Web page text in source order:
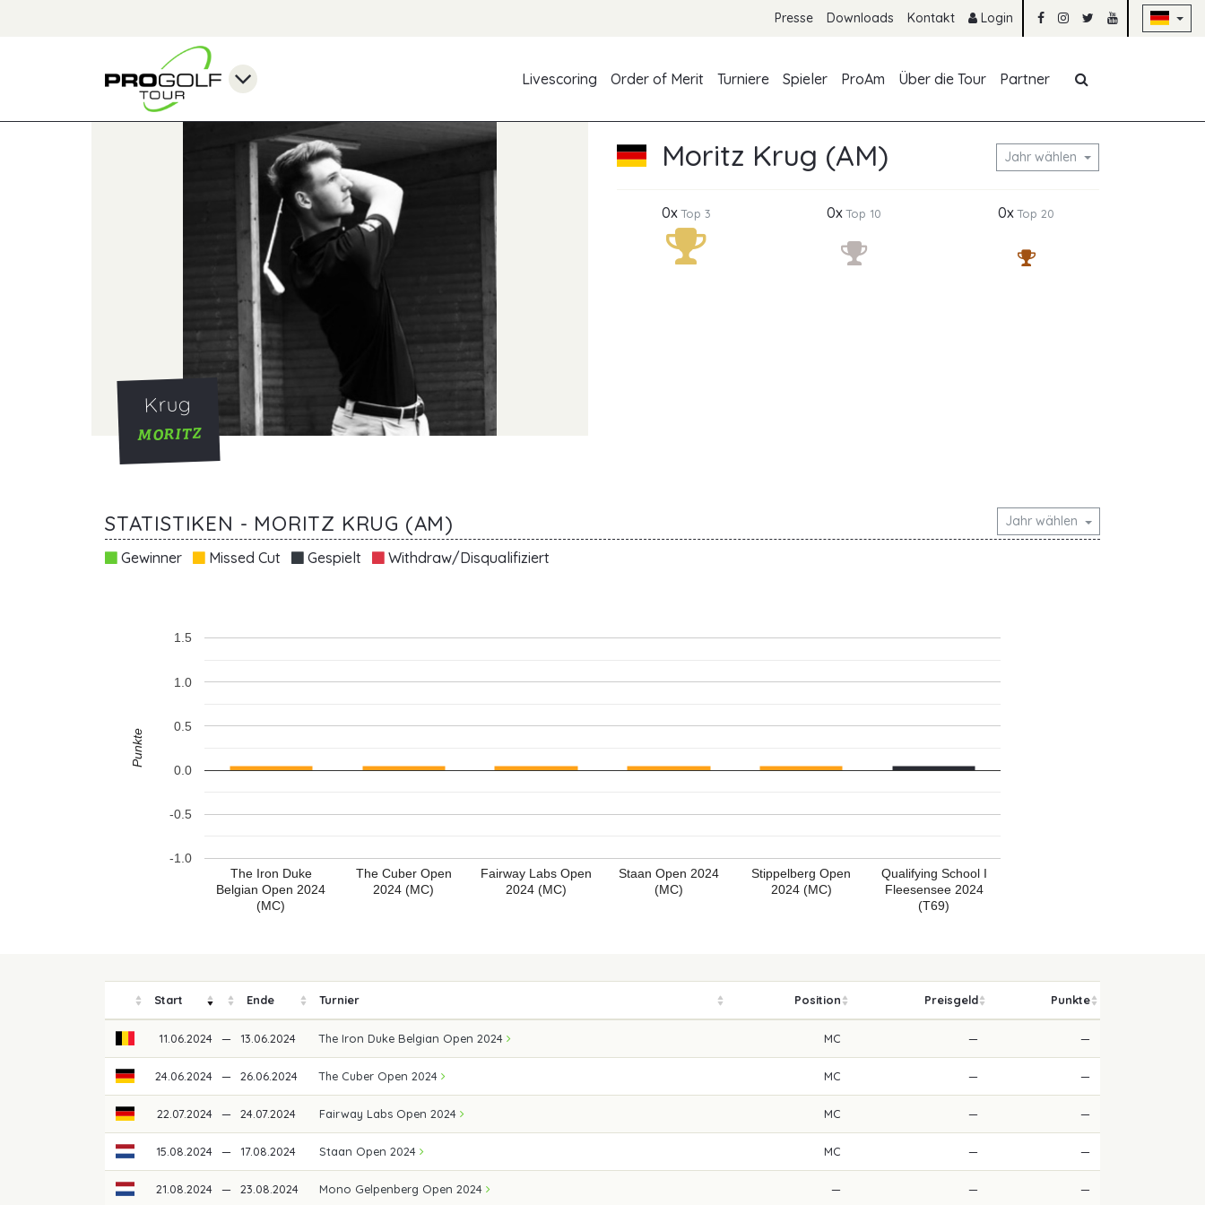
Presse Downloads Kontakt Login
Livescoring
Order of Merit Turniere Spieler ProAm Über die Tour Partner
Krug
MORITZ
Moritz Krug (AM) Jahr wählen
0xTop 3 0xTop 10 0xTop 20
STATISTIKEN - MORITZ KRUG (AM) Jahr wählen
Gewinner Missed Cut Gespielt Withdraw/Disqualifiziert
The Iron Duke
Belgian Open 2024
(MC)
The Cuber Open
2024 (MC)
Fairway Labs Open
2024 (MC)
Staan Open 2024
(MC)
Stippelberg Open
2024 (MC)
Qualifying School I
Fleesensee 2024
(T69)
-1.0
-0.5
0.0
0.5
1.0
1.5
Punkte
Start Ende Turnier Position Preisgeld Punkte
11.06.2024 — 13.06.2024 The Iron Duke Belgian Open 2024 MC — —
24.06.2024 — 26.06.2024 The Cuber Open 2024 MC — —
22.07.2024 — 24.07.2024 Fairway Labs Open 2024 MC — —
15.08.2024 — 17.08.2024 Staan Open 2024 MC — —
21.08.2024 — 23.08.2024 Mono Gelpenberg Open 2024 — — —